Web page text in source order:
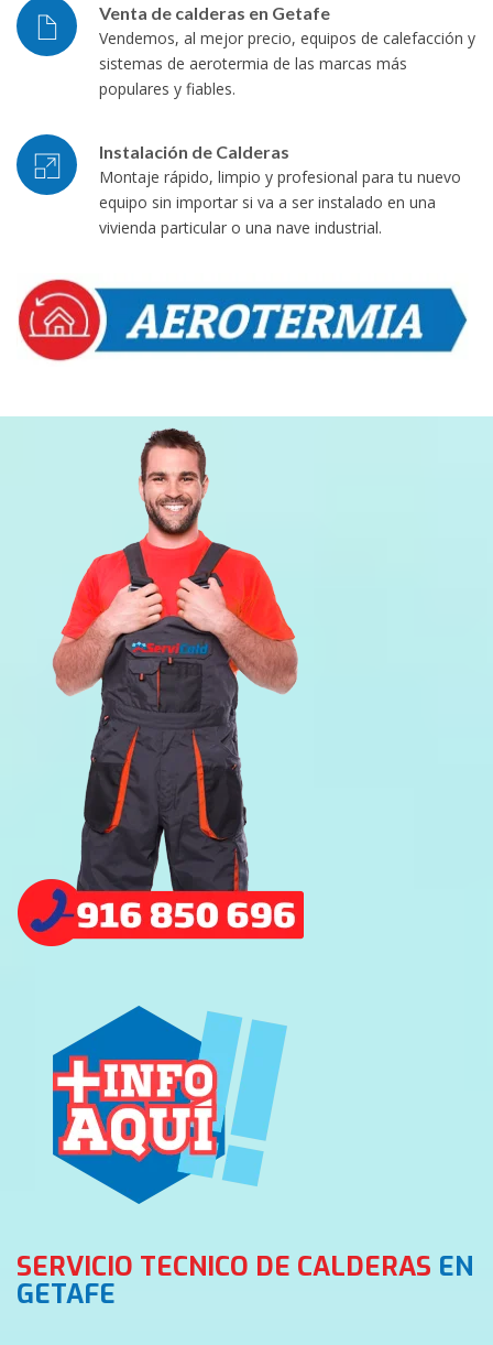
Venta de calderas en Getafe
Vendemos, al mejor precio, equipos de calefacción y
sistemas de aerotermia de las marcas más
populares y fiables.
Instalación de Calderas
Montaje rápido, limpio y profesional para tu nuevo
equipo sin importar si va a ser instalado en una
vivienda particular o una nave industrial.
SERVICIO TECNICO DE CALDERAS EN
GETAFE